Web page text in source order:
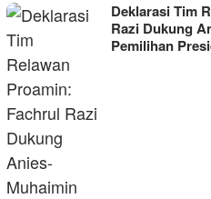
Deklarasi Tim
Razi Dukung
Pemilihan